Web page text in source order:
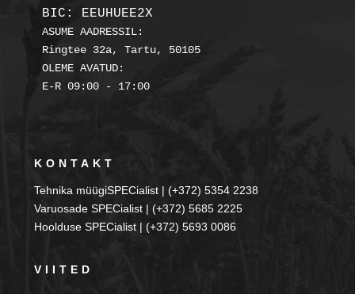
BIC: EEUHUEE2X
ASUME AADRESSIL:
Ringtee 32a, Tartu, 50105
OLEME AVATUD:
E-R 09:00 - 17:00
KONTAKT
Tehnika müügiSPECialist | (+372) 5354 2238
Varuosade SPECialist | (+372) 5685 2225
Hoolduse SPECialist | (+372) 5693 0086
VIITED